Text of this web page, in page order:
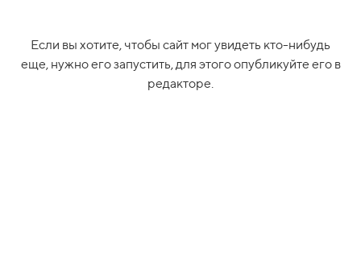
Если вы хотите, чтобы сайт мог увидеть кто-нибудь
еще, нужно его запустить, для этого опубликуйте его в
редакторе.